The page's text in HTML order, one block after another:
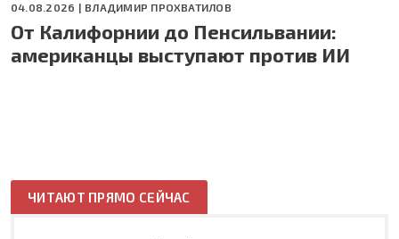
04.08.2026 | ВЛАДИМИР ПРОХВАТИЛОВ
От Калифорнии до Пенсильвании:
американцы выступают против ИИ
ЧИТАЮТ ПРЯМО СЕЙЧАС